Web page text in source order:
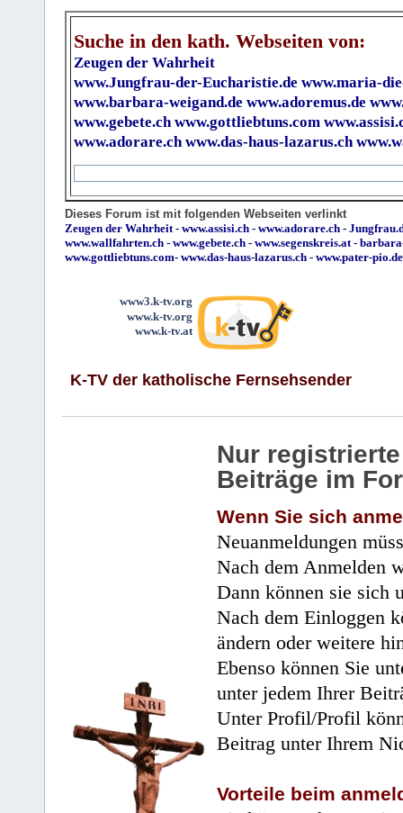
Suche in den kath. Webseiten von:
Zeugen der Wahrheit
www.Jungfrau-der-Eucharistie.de www.maria-
www.barbara-weigand.de www.adoremus.de
www.gebete.ch www.gottliebtuns.com
www.adorare.ch www.das-haus-lazarus.ch
Dieses Forum ist mit folgenden Webseiten verlinkt
Zeugen der Wahrheit- www.assisi.ch - www.adorare.ch -
www.wallfahrten.ch - www.gebete.ch - www.segenskreis.at-
www.gottliebtuns.com- www.das-haus-lazarus.ch - www.pater-pio.de
www3.k-tv.org
www.k-tv.org
www.k-tv.at
K-TV der katholische Fernsehsender
Nur
Beiträge im
Wenn Sie sich
Neuanmeldungen
Nach dem Anmelden
Dann können sie sich
Nach dem Einloggen
ändern oder weitere
Ebenso können Sie
unter jedem Ihrer
Unter Profil/Profil
Beitrag unter Ihrem
Vorteile beim